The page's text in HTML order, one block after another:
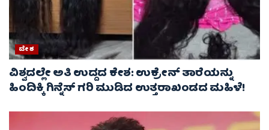
ದೇಶ
ವಿಶ್ವದಲ್ಲೇ ಅತಿ ಉದ್ದದ ಕೇಶ: ಉಕ್ರೇನ್ ತಾರೆಯನ್ನು
ಹಿಂದಿಕ್ಕಿ ಗಿನ್ನೆಸ್ ಗರಿ ಮುಡಿದ ಉತ್ತರಾಖಂಡದ ಮಹಿಳೆ!